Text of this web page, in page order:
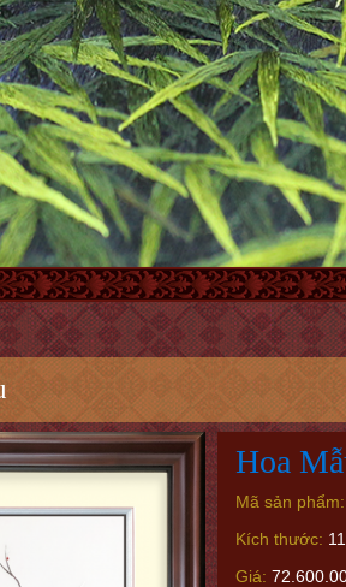
Hoa
Mã sản phẩm:
Kích thước:
Giá: